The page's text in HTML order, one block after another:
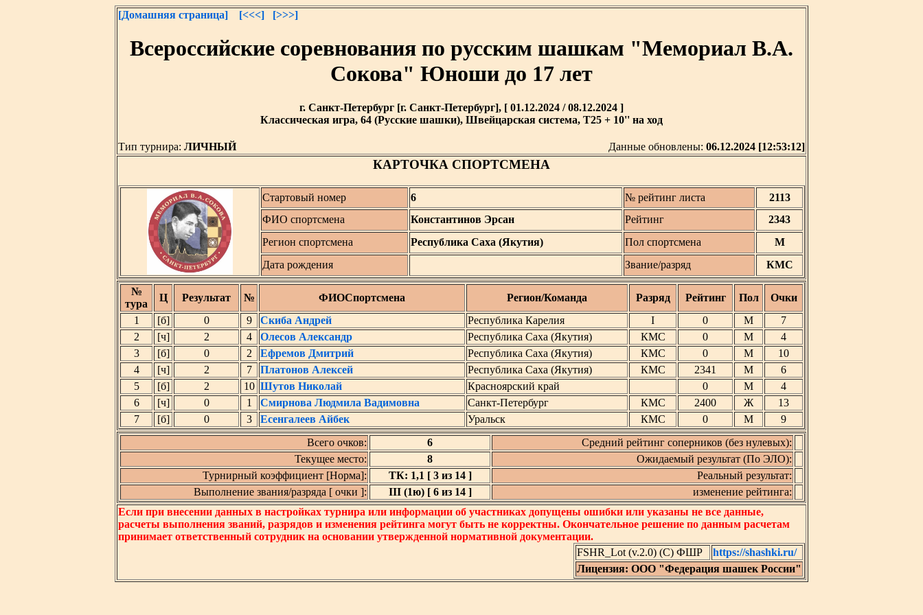
[Домашняя страница] [<<<] [>>>]
Всероссийские соревнования по русским шашкам "Мемориал В.А.
Сокова" Юноши до 17 лет
г. Санкт-Петербург [г. Санкт-Петербург], [ 01.12.2024 / 08.12.2024 ]
Классическая игра, 64 (Русские шашки), Швейцарская система, T25 + 10'' на ход
Тип турнира: ЛИЧНЫЙ Данные обновлены: 06.12.2024 [12:53:12]
КАРТОЧКА СПОРТСМЕНА
Стартовый номер 6 № рейтинг листа
2113
ФИО спортсмена
Константинов Эрсан Рейтинг
2343
Регион спортсмена
Республика Саха (Якутия) Пол спортсмена
М
Дата рождения
Звание/разряд КМС
№
тура
Ц Результат № ФИОСпортсмена Регион/Команда Разряд Рейтинг Пол
Очки
1
[б] 0 9 Скиба Андрей Республика Карелия I 0 М
7
2
[ч] 2 4 Олесов Александр Республика Саха (Якутия) КМС 0 М
4
3
[б] 0 2 Ефремов Дмитрий Республика Саха (Якутия) КМС 0 М
10
4
[ч] 2 7 Платонов Алексей Республика Саха (Якутия) КМС 2341 М
6
5
[б] 2 10 Шутов Николай Красноярский край 0 М
4
6
[ч] 0 1 Смирнова Людмила Вадимовна Санкт-Петербург КМС 2400 Ж
13
7
[б] 0 3 Есенгалеев Айбек Уральск КМС 0 М
9
Всего очков:
6
Средний рейтинг соперников (без нулевых):
Текущее место:
8
Ожидаемый результат (По ЭЛО):
Турнирный коэффициент [Норма]:
ТК: 1,1 [ 3 из 14 ]
Реальный результат:
Выполнение звания/разряда [ очки ]:
III (1ю) [ 6 из 14 ]
изменение рейтинга:
Если при внесении данных в настройках турнира или информации об участниках допущены ошибки или указаны не все данные,
расчеты выполнения званий, разрядов и изменения рейтинга могут быть не корректны. Окончательное решение по данным расчетам
принимает ответственный сотрудник на основании утвержденной нормативной документации.
FSHR_Lot (v.2.0) (C) ФШР
https://shashki.ru/
Лицензия: ООО "Федерация шашек России"